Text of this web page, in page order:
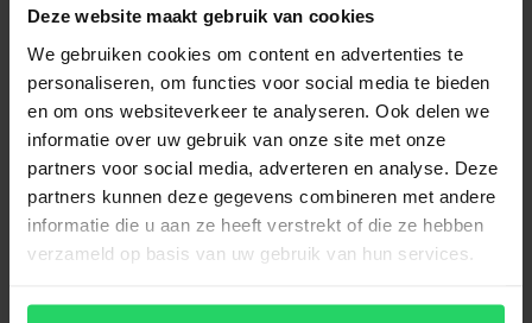
Deze website maakt gebruik van cookies
We gebruiken cookies om content en advertenties te
personaliseren, om functies voor social media te bieden
en om ons websiteverkeer te analyseren. Ook delen we
informatie over uw gebruik van onze site met onze
partners voor social media, adverteren en analyse. Deze
partners kunnen deze gegevens combineren met andere
informatie die u aan ze heeft verstrekt of die ze hebben
verzameld op basis van uw gebruik van hun services.
Clima Comfort matras CC250
€1.495,00 Bekijk product